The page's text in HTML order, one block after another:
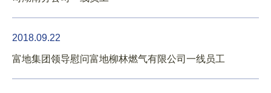
2018.09.22
富地集团领导慰问富地柳林燃气有限公司一线员工